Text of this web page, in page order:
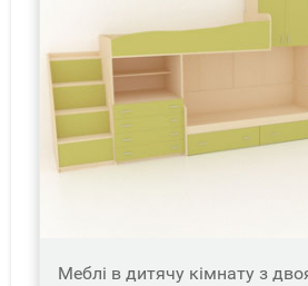
Меблі в дитячу кімнату з